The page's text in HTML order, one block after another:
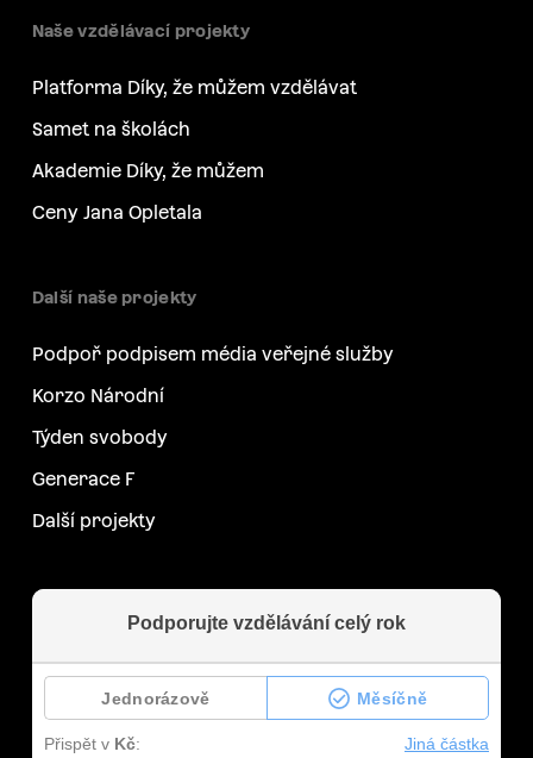
Naše vzdělávací projekty
Platforma Díky, že můžem vzdělávat
Samet na školách
Akademie Díky, že můžem
Ceny Jana Opletala
Další naše projekty
Podpoř podpisem média veřejné služby
Korzo Národní
Týden svobody
Generace F
Další projekty